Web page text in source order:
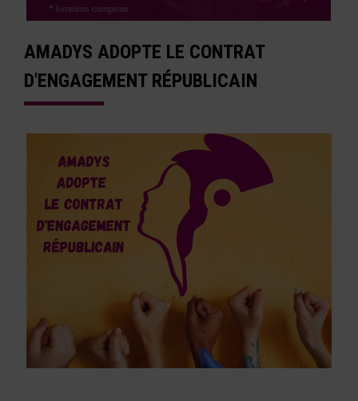
AMADYS ADOPTE LE CONTRAT
D'ENGAGEMENT RÉPUBLICAIN